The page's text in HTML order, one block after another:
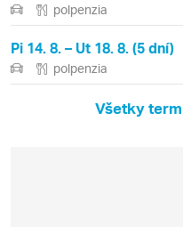
polpenzia
Pi 14. 8. – Ut 18. 8. (5 dní)
polpenzia
Všetky